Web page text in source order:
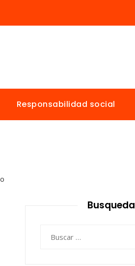
Responsabilidad social
Busqueda